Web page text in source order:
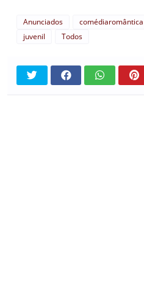
Anunciados comédiaromântica
juvenil
Todos